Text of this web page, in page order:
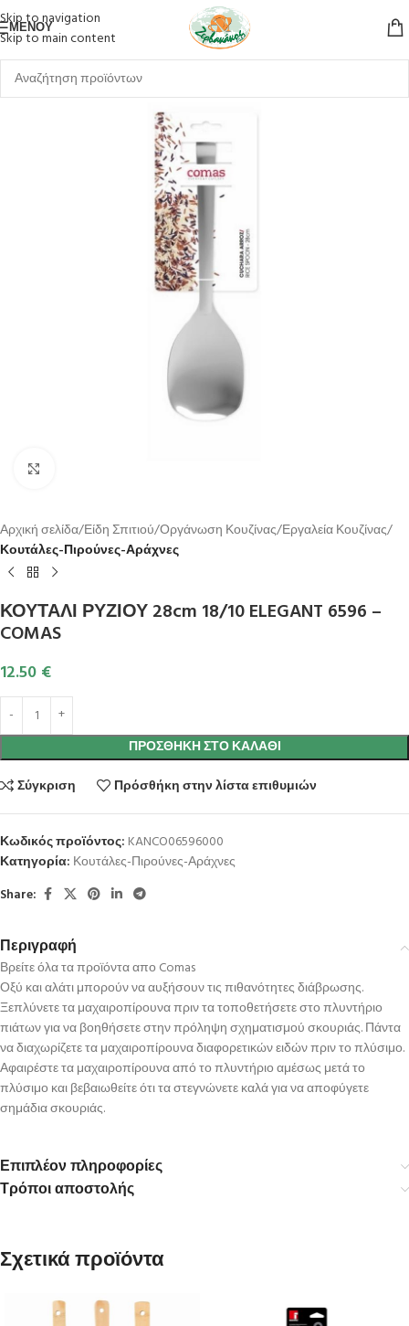
Skip to navigation
Skip to main content
ΜΕΝΟΎ
Αρχική σελίδα Είδη Σπιτιού Οργάνωση Κουζίνας Εργαλεία Κουζίνας
Κουτάλες-Πιρούνες-Αράχνες
ΚΟΥΤΑΛΙ ΡΥΖΙΟΥ 28cm 18/10 ELEGANT 6596 –
COMAS
12.50 €
ΠΡΟΣΘΉΚΗ ΣΤΟ ΚΑΛΆΘΙ
Σύγκριση
Πρόσθήκη στην λίστα επιθυμιών
Κωδικός προϊόντος: KANCO06596000
Κατηγορία: Κουτάλες-Πιρούνες-Αράχνες
Share:
Περιγραφή
Βρείτε όλα τα προϊόντα απο Comas
Οξύ και αλάτι μπορούν να αυξήσουν τις πιθανότητες διάβρωσης.
Ξεπλύνετε τα μαχαιροπίρουνα πριν τα τοποθετήσετε στο πλυντήριο
πιάτων για να βοηθήσετε στην πρόληψη σχηματισμού σκουριάς. Πάντα
να διαχωρίζετε τα μαχαιροπίρουνα διαφορετικών ειδών πριν το πλύσιμο.
Αφαιρέστε τα μαχαιροπίρουνα από το πλυντήριο αμέσως μετά το
πλύσιμο και βεβαιωθείτε ότι τα στεγνώνετε καλά για να αποφύγετε
σημάδια σκουριάς.
Επιπλέον πληροφορίες
Τρόποι αποστολής
Σχετικά προϊόντα